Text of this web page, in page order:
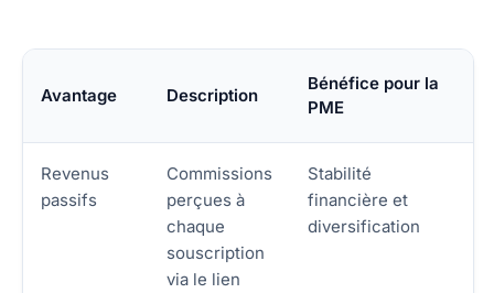
Avantage Description
Bénéfice pour la
PME
Revenus
passifs
Commissions
perçues à
chaque
souscription
via le lien
Stabilité
financière et
diversification